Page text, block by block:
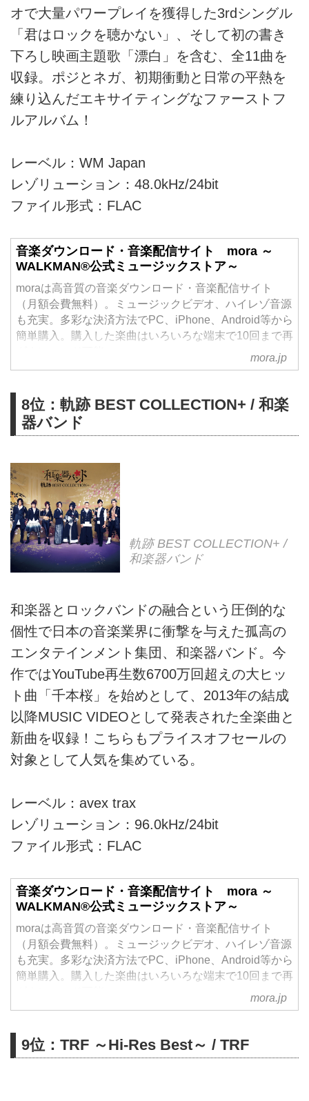
オで大量パワープレイを獲得した3rdシングル
「君はロックを聴かない」、そして初の書き
下ろし映画主題歌「漂白」を含む、全11曲を
収録。ポジとネガ、初期衝動と日常の平熱を
練り込んだエキサイティングなファーストフ
ルアルバム！
レーベル：WM Japan
レゾリューション：48.0kHz/24bit
ファイル形式：FLAC
音楽ダウンロード・音楽配信サイト mora ～
WALKMAN®公式ミュージックストア～
moraは高音質の音楽ダウンロード・音楽配信サイト
（月額会費無料）。ミュージックビデオ、ハイレゾ音源
も充実。多彩な決済方法でPC、iPhone、Android等から
簡単購入。購入した楽曲はいろいろな端末で10回まで再
mora.jp
8位：軌跡 BEST COLLECTION+ / 和楽
器バンド
軌跡 BEST COLLECTION+ /
和楽器バンド
和楽器とロックバンドの融合という圧倒的な
個性で日本の音楽業界に衝撃を与えた孤高の
エンタテインメント集団、和楽器バンド。今
作ではYouTube再生数6700万回超えの大ヒッ
ト曲「千本桜」を始めとして、2013年の結成
以降MUSIC VIDEOとして発表された全楽曲と
新曲を収録！こちらもプライスオフセールの
対象として人気を集めている。
レーベル：avex trax
レゾリューション：96.0kHz/24bit
ファイル形式：FLAC
音楽ダウンロード・音楽配信サイト mora ～
WALKMAN®公式ミュージックストア～
moraは高音質の音楽ダウンロード・音楽配信サイト
（月額会費無料）。ミュージックビデオ、ハイレゾ音源
も充実。多彩な決済方法でPC、iPhone、Android等から
簡単購入。購入した楽曲はいろいろな端末で10回まで再
mora.jp
9位：TRF ～Hi-Res Best～ / TRF